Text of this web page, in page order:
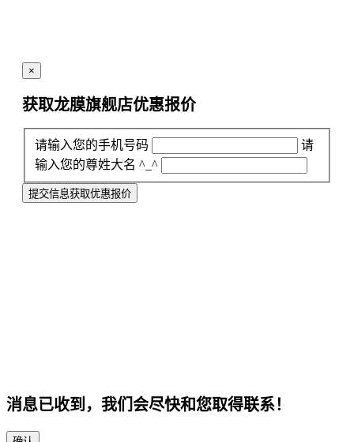
×
获取龙膜旗舰店优惠报价
请输入您的手机号码
请
输入您的尊姓大名 ^_^
提交信息获取优惠报价
消息已收到，我们会尽快和您取得联系！